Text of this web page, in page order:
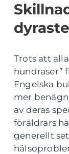
Trots att
hundraser”
Engelska
mer
av deras
föräldrars
generellt